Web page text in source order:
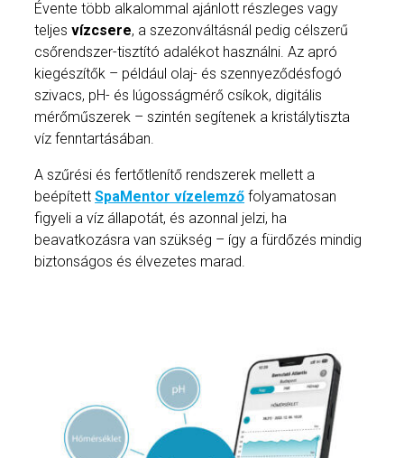
Évente több alkalommal ajánlott részleges vagy
teljesvízcsere, a szezonváltásnál pedig célszerű
csőrendszer-tisztító adalékot használni. Az apró
kiegészítők – például olaj- és szennyeződésfogó
szivacs, pH- és lúgosságmérő csíkok, digitális
mérőműszerek – szintén segítenek a kristálytiszta
víz fenntartásában.
A szűrési és fertőtlenítő rendszerek mellett a
beépítettSpaMentor vízelemző folyamatosan
figyeli a víz állapotát, és azonnal jelzi, ha
beavatkozásra van szükség – így a fürdőzés mindig
biztonságos és élvezetes marad.